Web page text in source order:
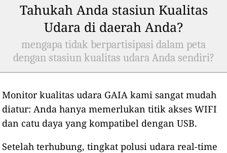
Tahukah Anda stasiun Kualitas
Udara di daerah Anda?
mengapa tidak berpartisipasi dalam peta
dengan stasiun kualitas udara Anda sendiri?
Monitor kualitas udara GAIA kami sangat mudah
diatur: Anda hanya memerlukan titik akses WIFI
dan catu daya yang kompatibel dengan USB.
Setelah terhubung, tingkat polusi udara real-time